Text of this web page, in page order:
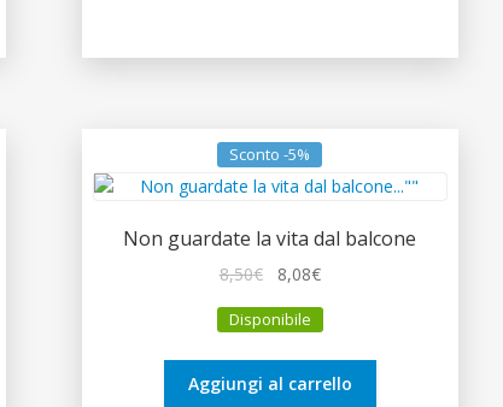
Sconto -5%
Non guardate la vita dal balcone
8,50€
originale
8,50€.
8,08€Il
attuale
8,08€.
Disponibile
Aggiungi al carrello